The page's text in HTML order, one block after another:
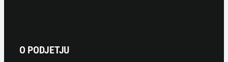
O PODJETJU